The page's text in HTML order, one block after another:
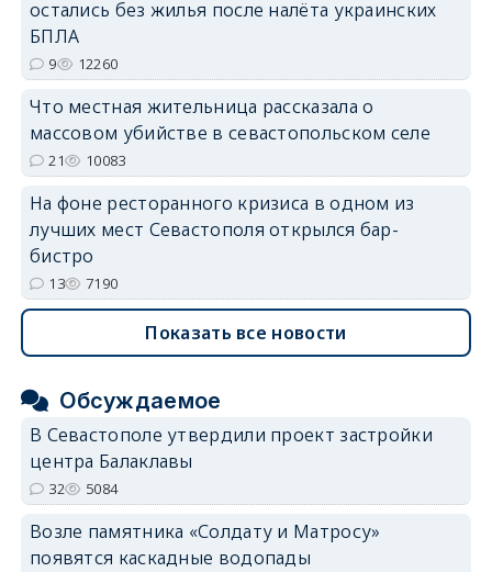
остались без жилья после налёта украинских
БПЛА
9 12260
Что местная жительница рассказала о
массовом убийстве в севастопольском селе
21 10083
На фоне ресторанного кризиса в одном из
лучших мест Севастополя открылся бар-
бистро
13 7190
Показать все новости
Обсуждаемое
В Севастополе утвердили проект застройки
центра Балаклавы
32 5084
Возле памятника «Солдату и Матросу»
появятся каскадные водопады